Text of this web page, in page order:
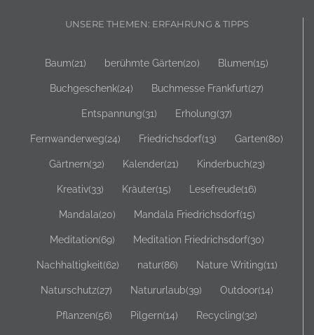
UNSERE THEMEN: ERFAHRUNG & TIPPS
Baum(21) berühmte Gärten(20) Blumen(15)
Buchgeschenk(24) Buchmesse Frankfurt(27)
Entspannung(31) Erholung(37)
Fernwanderweg(24) Friedrichsdorf(13) Garten(80)
Gärtnern(32) Kalender(21) Kinderbuch(23)
Kreativ(33) Kräuter(15) Lesefreude(16)
Mandala(20) Mandala Friedrichsdorf(15)
Meditation(69) Meditation Friedrichsdorf(30)
Nachhaltigkeit(62) natur(86) Nature Writing(11)
Naturschutz(27) Natururlaub(39) Outdoor(14)
Pflanzen(56) Pilgern(14) Recycling(32)